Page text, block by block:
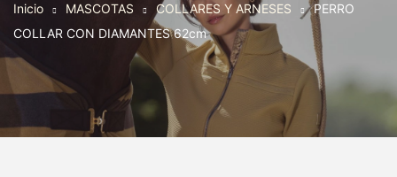
Inicio MASCOTAS COLLARES Y ARNESES
PERRO
COLLAR CON DIAMANTES 62cm